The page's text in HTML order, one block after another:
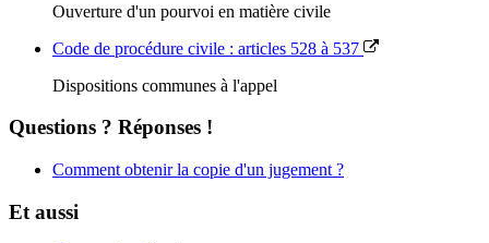
Ouverture d'un pourvoi en matière civile
Code de procédure civile : articles 528 à 537
Dispositions communes à l'appel
Questions ? Réponses !
Comment obtenir la copie d'un jugement ?
Et aussi